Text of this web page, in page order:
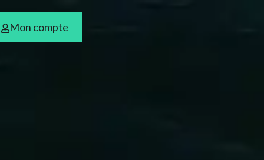
Mon compte